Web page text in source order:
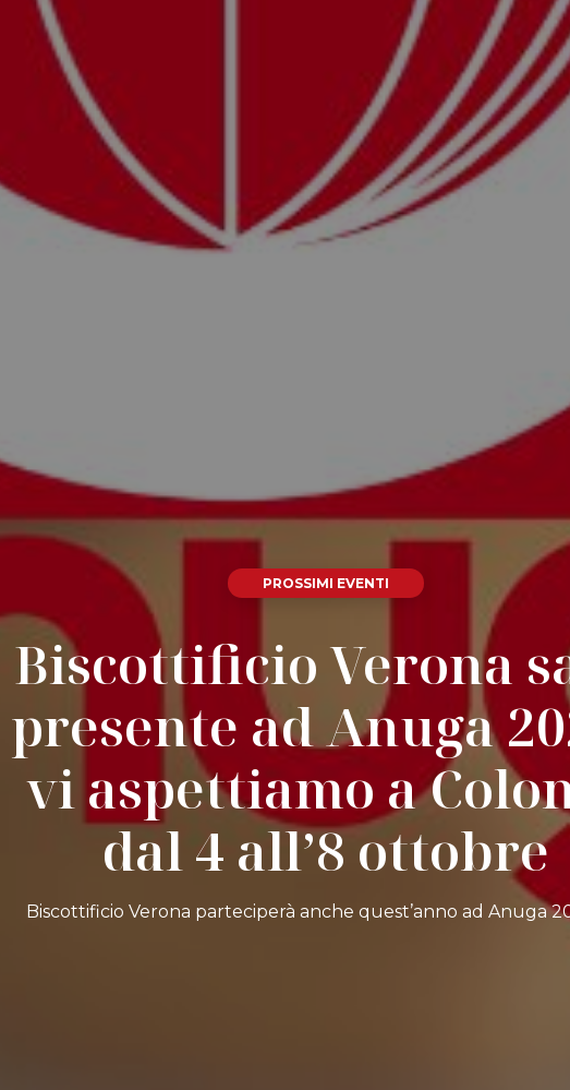
PROSSIMI EVENTI
Biscottificio Verona
presente ad Anuga
vi aspettiamo a
dal 4 all’8 ottobre
Biscottificio Verona parteciperà anche quest’anno ad Anuga